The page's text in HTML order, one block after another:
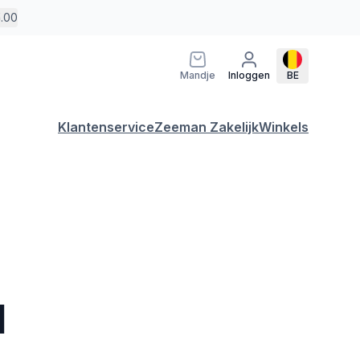
Mandje Inloggen BE
KlantenserviceZeeman ZakelijkWinkels